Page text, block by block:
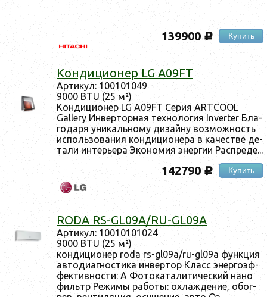
139900 c Купить
Кон­ди­ци­онер LG A09FT
Ар­ти­кул: 100101049
9000 BTU (25 м²)
Кон­ди­ци­онер LG A09FT Се­рия ARTCOOL
Gallery Ин­вертор­ная тех­но­логия Inverter Бла­
года­ря уни­каль­но­му ди­зай­ну воз­можность
ис­поль­зо­вания кон­ди­ци­оне­ра в ка­чес­тве де­
тали ин­терь­ера Эко­номия энер­гии Рас­пре­де...
142790c Купить
RODA RS-GL09A/RU-GL09A
Ар­ти­кул: 10010101024
9000 BTU (25 м²)
кон­ди­ци­онер roda rs-gl09a/ru-gl09a фун­кция
ав­то­ди­аг­ности­ка ин­вертор Класс энер­го­эф­
фектив­ности: A Фо­тока­тали­тичес­кий на­но
филь­тр Ре­жимы ра­боты: ох­лажде­ние, обог­